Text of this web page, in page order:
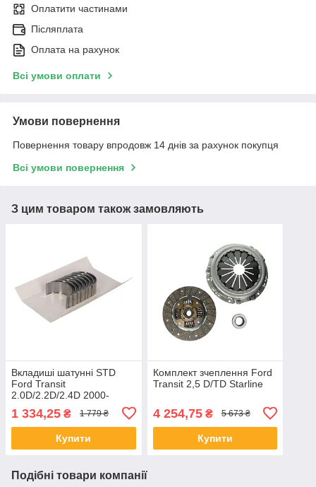
Оплатити частинами
Післяплата
Оплата на рахунок
Всі умови оплати
Умови повернення
Повернення товару впродовж 14 днів за рахунок покупця
Всі умови повернення
З цим товаром також замовляють
Вкладиші шатунні STD
Ford Transit
2.0D/2.2D/2.4D 2000-
1 334,25 ₴ 1 779 ₴
Купити
Комплект зчеплення Ford
Transit 2,5 D/TD Starline
4 254,75₴ 5 673 ₴
Купити
Подібні товари компанії